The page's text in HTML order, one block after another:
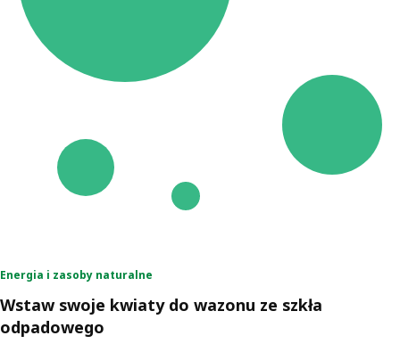
Energia i zasoby naturalne
Wstaw swoje kwiaty do wazonu ze szkła
odpadowego